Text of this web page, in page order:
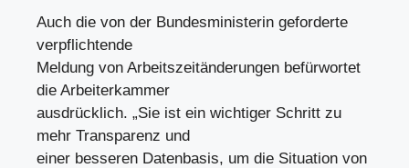
Auch die von der Bundesministerin geforderte
verpflichtende
Meldung von Arbeitszeitänderungen befürwortet
die Arbeiterkammer
ausdrücklich. „Sie ist ein wichtiger Schritt zu
mehr Transparenz und
einer besseren Datenbasis, um die Situation von